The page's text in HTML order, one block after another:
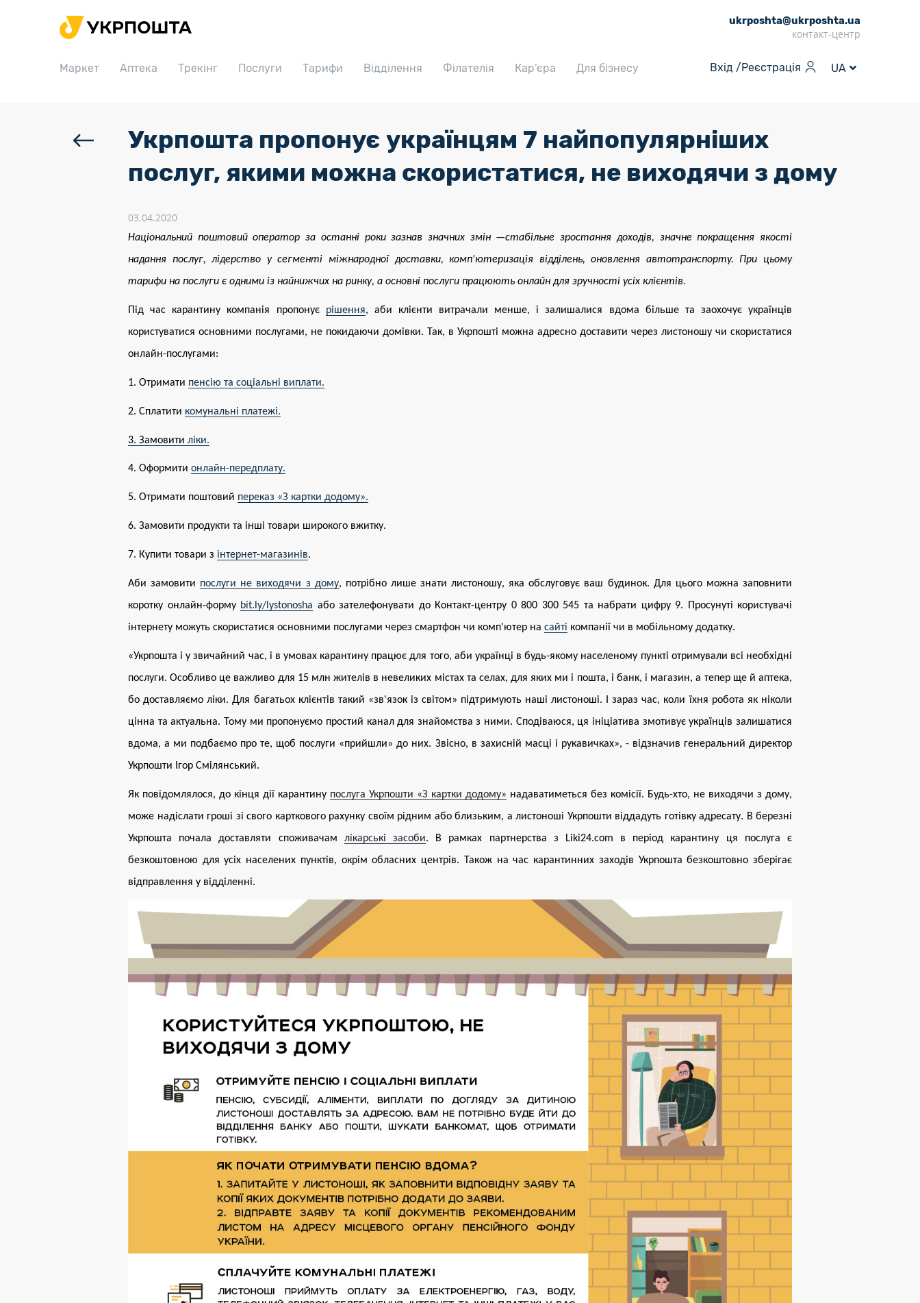
ukrposhta@ukrposhta.ua
контакт-центр
Маркет Аптека Трекінг Послуги Тарифи Відділення Філателія Кар’єра Для бізнесу Вхід /Реєстрація UA
Головна
Аптека
Укрпошта пропонує українцям 7 найпопулярніших
послуг, якими можна скористатися, не виходячи з дому
03.04.2020
Національний поштовий оператор за останні роки зазнав значних змін —стабільне зростання доходів, значне покращення якості
надання послуг, лідерство у сегменті міжнародної доставки, комп'ютеризація відділень, оновлення автотранспорту. При цьому
тарифи на послуги є одними із найнижчих на ринку, а основні послуги працюють онлайн для зручності усіх клієнтів.
Під час карантину компанія пропонує рішення, аби клієнти витрачали менше, і залишалися вдома більше та заохочує українців
користуватися основними послугами, не покидаючи домівки. Так, в Укрпошті можна адресно доставити через листоношу чи скористатися
онлайн-послугами:
1. Отримати пенсію та соціальні виплати.
2. Сплатити комунальні платежі.
3. Замовити ліки.
4. Оформити онлайн-передплату.
5. Отримати поштовий переказ «З картки додому».
6. Замовити продукти та інші товари широкого вжитку.
7. Купити товари з інтернет-магазинів.
Аби замовити послуги не виходячи з дому, потрібно лише знати листоношу, яка обслуговує ваш будинок. Для цього можна заповнити
коротку онлайн-форму bit.ly/lystonosha або зателефонувати до Контакт-центру 0 800 300 545 та набрати цифру 9. Просунуті користувачі
інтернету можуть скористатися основними послугами через смартфон чи комп'ютер на сайті компанії чи в мобільному додатку.
«Укрпошта і у звичайний час, і в умовах карантину працює для того, аби українці в будь-якому населеному пункті отримували всі необхідні
послуги. Особливо це важливо для 15 млн жителів в невеликих містах та селах, для яких ми і пошта, і банк, і магазин, а тепер ще й аптека,
бо доставляємо ліки. Для багатьох клієнтів такий «зв'язок із світом» підтримують наші листоноші. І зараз час, коли їхня робота як ніколи
цінна та актуальна. Тому ми пропонуємо простий канал для знайомства з ними. Сподіваюся, ця ініціатива змотивує українців залишатися
вдома, а ми подбаємо про те, щоб послуги «прийшли» до них. Звісно, в захисній масці і рукавичках», - відзначив генеральний директор
Укрпошти Ігор Смілянський.
Як повідомлялося, до кінця дії карантину послуга Укрпошти «З картки додому» надаватиметься без комісії. Будь-хто, не виходячи з дому,
може надіслати гроші зі свого карткового рахунку своїм рідним або близьким, а листоноші Укрпошти віддадуть готівку адресату. В березні
Укрпошта почала доставляти споживачам лікарські засоби.
В рамках партнерства з Liki24.com в період карантину ця послуга є
безкоштовною для усіх населених пунктів, окрім обласних центрів. Також на час карантинних заходів Укрпошта безкоштовно зберігає
відправлення у відділенні.